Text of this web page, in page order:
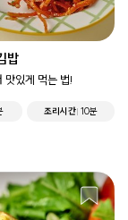
밥
맛있게 먹는 법!
조리시간 10분